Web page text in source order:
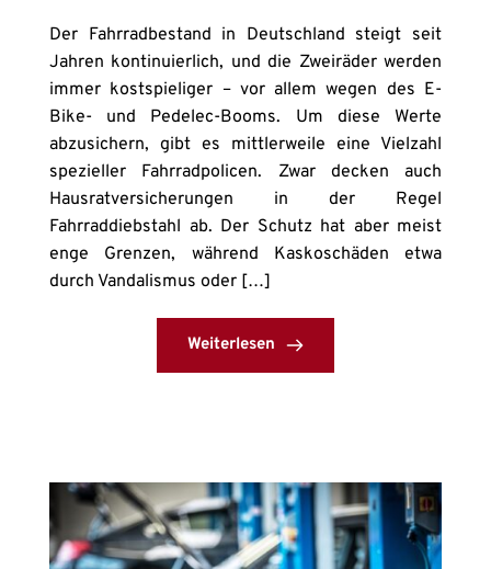
Der Fahrradbestand in Deutschland steigt seit
Jahren kontinuierlich, und die Zweiräder werden
immer kostspieliger – vor allem wegen des E-
Bike- und Pedelec-Booms. Um diese Werte
abzusichern, gibt es mittlerweile eine Vielzahl
spezieller Fahrradpolicen. Zwar decken auch
Hausratversicherungen in der Regel
Fahrraddiebstahl ab. Der Schutz hat aber meist
enge Grenzen, während Kaskoschäden etwa
durch Vandalismus oder […]
Weiterlesen